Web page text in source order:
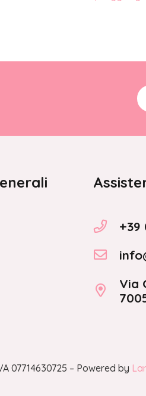
+39
Via
07714630725 – Powered by